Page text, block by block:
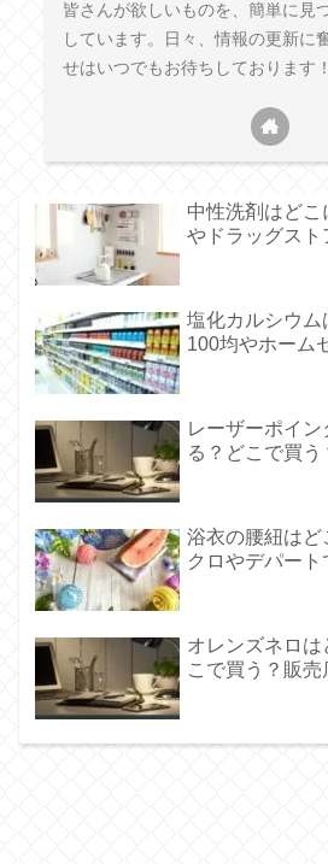
皆さんが欲しいものを、簡単に見
しています。日々、情報の更新に
せはいつでもお待ちしております！
中性洗剤はど
やドラッグスト
塩化カルシウム
100均やホーム
レーザーポイ
る？どこで買
浴衣の腰紐はど
クロやデパート
オレンズネロ
こで買う？販売